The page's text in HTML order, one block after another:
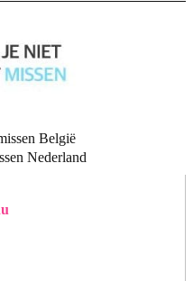
België
Nederland